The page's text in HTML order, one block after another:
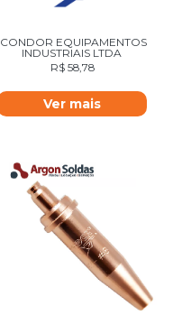
CONDOR EQUIPAMENTOS
INDUSTRIAIS LTDA
R$58,78
Ver mais